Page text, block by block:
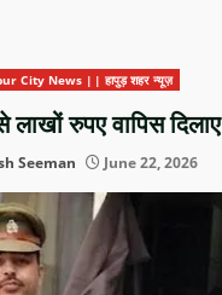
City News || हापुड़ शहर न्यूज़
लाखों रुपए वापिस दिलाए
Seeman June 22, 2026